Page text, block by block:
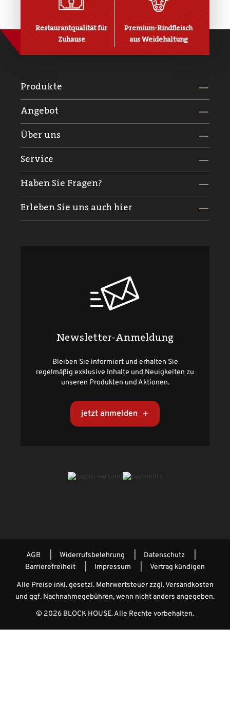
Restaurantqualität für
Zuhause
Premium-Rindfleisch
aus Weidehaltung
Produkte
Angebot
Über uns
Service
Haben Sie Fragen?
Erleben Sie uns auch hier
Newsletter-Anmeldung
Bleiben Sie informiert und erhalten Sie
regelmäßig exklusive Inhalte und Neuigkeiten zu
unseren Produkten und Aktionen.
jetzt anmelden
AGB Widerrufsbelehrung
Datenschutz
Barrierefreiheit
Impressum Vertrag kündigen
Alle Preise inkl. gesetzl. Mehrwertsteuer zzgl.Versandkosten
und ggf. Nachnahmegebühren, wenn nicht anders angegeben.
© 2026 BLOCK HOUSE. Alle Rechte vorbehalten.